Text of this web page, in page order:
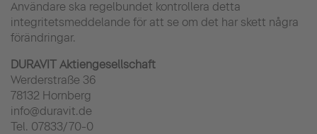
Användare ska regelbundet kontrollera detta
integritetsmeddelande för att se om det har skett några
förändringar.
DURAVIT Aktiengesellschaft
Werderstraße 36
78132 Hornberg
info@duravit.de
Tel. 07833/70-0